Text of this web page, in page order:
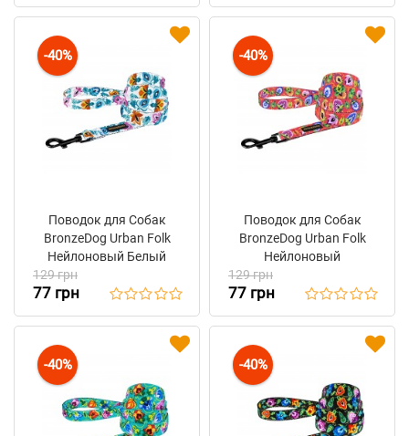
-40%
Поводок для Собак
BronzeDog Urban Folk
Нейлоновый Белый
129 грн
77 грн
-40%
Поводок для Собак
BronzeDog Urban Folk
Нейлоновый
Коралловый
129 грн
77 грн
-40% -40%